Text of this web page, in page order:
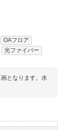
OAフロア
光ファイバー
となります。水